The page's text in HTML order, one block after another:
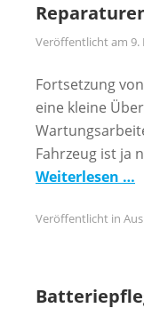
Veröffentlicht am 9.
Fortsetzung
eine kleine
Fahrzeug ist ja
Weiterlesen …
Veröffentlicht in